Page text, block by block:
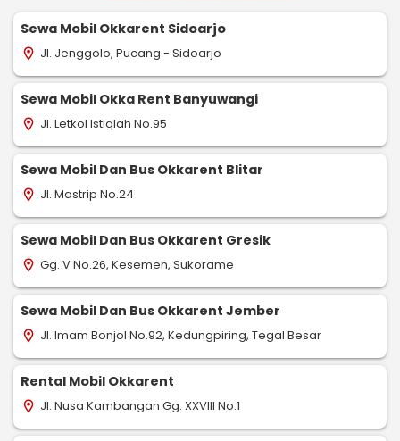
Sewa Mobil Okkarent Sidoarjo
location_on Jl. Jenggolo, Pucang - Sidoarjo
Sewa Mobil Okka Rent Banyuwangi
location_on Jl. Letkol Istiqlah No.95
Sewa Mobil Dan Bus Okkarent Blitar
location_on Jl. Mastrip No.24
Sewa Mobil Dan Bus Okkarent Gresik
location_on Gg. V No.26, Kesemen, Sukorame
Sewa Mobil Dan Bus Okkarent Jember
location_on Jl. Imam Bonjol No.92, Kedungpiring, Tegal Besar
Rental Mobil Okkarent
location_on Jl. Nusa Kambangan Gg. XXVIII No.1